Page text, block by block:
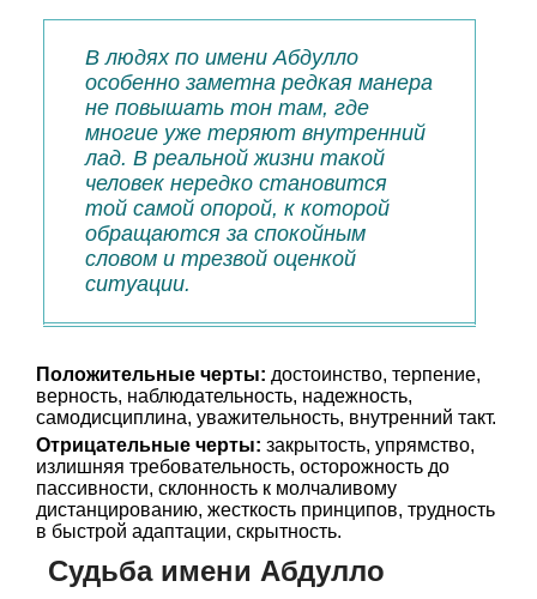
В людях по имени Абдулло
особенно заметна редкая манера
не повышать тон там, где
многие уже теряют внутренний
лад. В реальной жизни такой
человек нередко становится
той самой опорой, к которой
обращаются за спокойным
словом и трезвой оценкой
ситуации.
Положительные черты: достоинство, терпение,
верность, наблюдательность, надежность,
самодисциплина, уважительность, внутренний такт.
Отрицательные черты: закрытость, упрямство,
излишняя требовательность, осторожность до
пассивности, склонность к молчаливому
дистанцированию, жесткость принципов, трудность
в быстрой адаптации, скрытность.
Судьба имени Абдулло